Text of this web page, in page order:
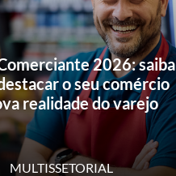
2026: saiba
o seu comércio
realidade do varejo
MULTISSETORIAL